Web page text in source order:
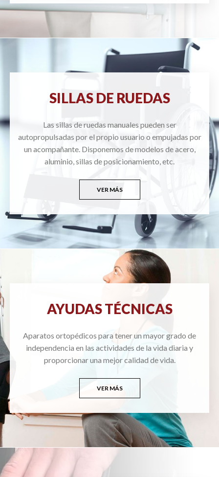
SILLAS DE RUEDAS
Las sillas de ruedas manuales pueden ser
autopropulsadas por el propio usuario o empujadas por
un acompañante. Disponemos de modelos de acero,
aluminio, sillas de posicionamiento, etc.
VER MÁS
AYUDAS TÉCNICAS
Aparatos ortopédicos para tener un mayor grado de
independencia en las actividades de la vida diaria y
proporcionar una mejor calidad de vida.
VER MÁS